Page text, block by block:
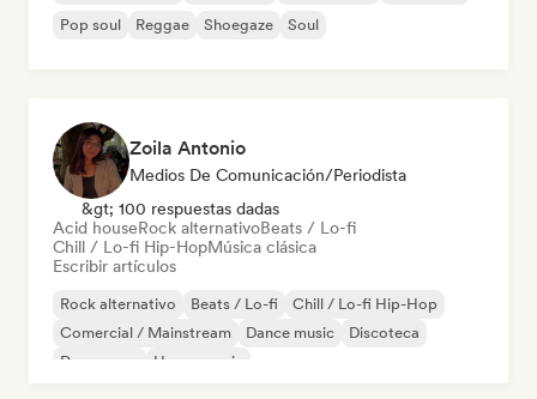
Pop soul
Reggae Shoegaze Soul
Zoila Antonio
Medios De Comunicación/Periodista
&gt; 100 respuestas dadas
Acid houseRock alternativoBeats / Lo-fi
Chill / Lo-fi Hip-HopMúsica clásica
Escribir artículos
Rock alternativo Beats / Lo-fi
Chill / Lo-fi Hip-Hop
Comercial / Mainstream
Dance music
Discoteca
Dream pop
House music